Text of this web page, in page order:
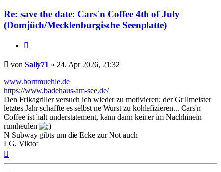
Re: save the date: Cars´n Coffee 4th of July
(Domjüch/Mecklenburgische Seenplatte)
Beitrag
von Sally71 » 24. Apr 2026, 21:32
www.bornmuehle.de
https://www.badehaus-am-see.de/
Den Frikagriller versuch ich wieder zu motivieren; der Grillmeister
letztes Jahr schaffte es selbst ne Wurst zu kohlefizieren... Cars'n
Coffee ist halt understatement, kann dann keiner im Nachhinein
rumheulen
N Subway gibts um die Ecke zur Not auch
LG, Viktor